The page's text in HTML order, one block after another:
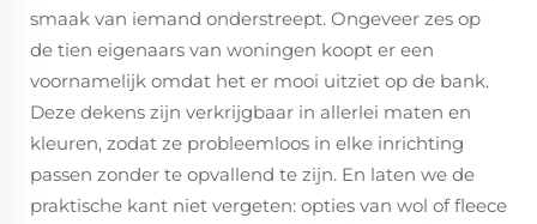
smaak van iemand onderstreept. Ongeveer zes op
de tien eigenaars van woningen koopt er een
voornamelijk omdat het er mooi uitziet op de bank.
Deze dekens zijn verkrijgbaar in allerlei maten en
kleuren, zodat ze probleemloos in elke inrichting
passen zonder te opvallend te zijn. En laten we de
praktische kant niet vergeten: opties van wol of fleece